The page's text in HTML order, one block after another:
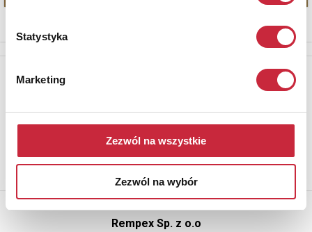
Statystyka
Marketing
Zezwól na wszystkie
Zezwól na wybór
adres e-mail
Rempex Sp. z o.o